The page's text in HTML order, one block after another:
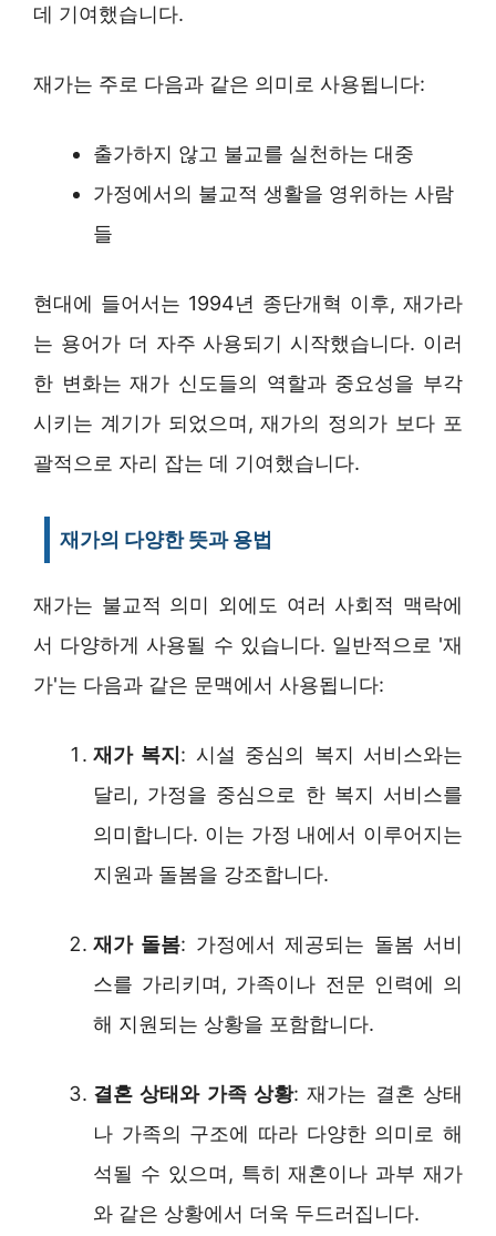
데 기여했습니다.
재가는 주로 다음과 같은 의미로 사용됩니다:
출가하지 않고 불교를 실천하는 대중
가정에서의 불교적 생활을 영위하는 사람
들
현대에 들어서는 1994년 종단개혁 이후, 재가라
는 용어가 더 자주 사용되기 시작했습니다. 이러
한 변화는 재가 신도들의 역할과 중요성을 부각
시키는 계기가 되었으며, 재가의 정의가 보다 포
괄적으로 자리 잡는 데 기여했습니다.
재가의 다양한 뜻과 용법
재가는 불교적 의미 외에도 여러 사회적 맥락에
서 다양하게 사용될 수 있습니다. 일반적으로 '재
가'는 다음과 같은 문맥에서 사용됩니다:
재가 복지: 시설 중심의 복지 서비스와는
달리, 가정을 중심으로 한 복지 서비스를
의미합니다. 이는 가정 내에서 이루어지는
지원과 돌봄을 강조합니다.
재가 돌봄: 가정에서 제공되는 돌봄 서비
스를 가리키며, 가족이나 전문 인력에 의
해 지원되는 상황을 포함합니다.
결혼 상태와 가족 상황: 재가는 결혼 상태
나 가족의 구조에 따라 다양한 의미로 해
석될 수 있으며, 특히 재혼이나 과부 재가
와 같은 상황에서 더욱 두드러집니다.